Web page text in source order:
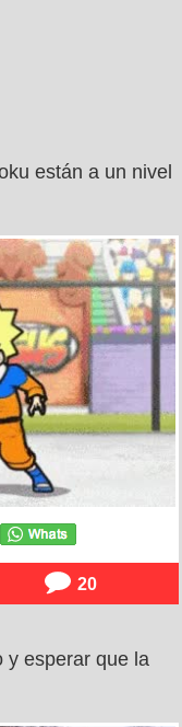
están a un nivel
20
y esperar que la